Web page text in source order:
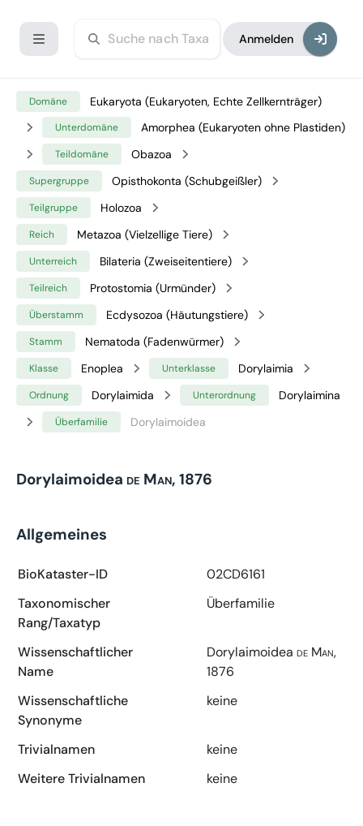
Anmelden
Domäne Eukaryota (Eukaryoten, Echte Zellkernträger)
Unterdomäne Amorphea (Eukaryoten ohne Plastiden)
Teildomäne Obazoa
Supergruppe Opisthokonta (Schubgeißler)
Teilgruppe Holozoa
Reich Metazoa (Vielzellige Tiere)
Unterreich Bilateria (Zweiseitentiere)
Teilreich Protostomia (Urmünder)
Überstamm Ecdysozoa (Häutungstiere)
Stamm Nematoda (Fadenwürmer)
Klasse Enoplea Unterklasse Dorylaimia
Ordnung Dorylaimida Unterordnung Dorylaimina
Überfamilie Dorylaimoidea
Dorylaimoidea de Man, 1876
Allgemeines
BioKataster-ID
02CD6161
Taxonomischer
Rang/Taxatyp
Überfamilie
Wissenschaftlicher
Name
Dorylaimoidea de Man,
1876
Wissenschaftliche
Synonyme
keine
Trivialnamen
keine
Weitere Trivialnamen
keine